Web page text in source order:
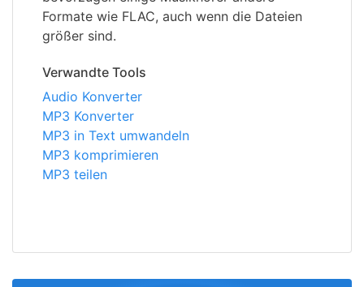
Formate wie FLAC, auch wenn die Dateien
größer sind.
Verwandte Tools
Audio Konverter
MP3 Konverter
MP3 in Text umwandeln
MP3 komprimieren
MP3 teilen